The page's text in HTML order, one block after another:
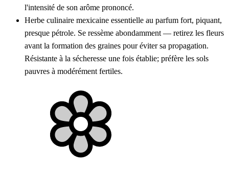
l'intensité de son arôme prononcé.
Herbe culinaire mexicaine essentielle au parfum fort, piquant,
presque pétrole. Se ressème abondamment — retirez les fleurs
avant la formation des graines pour éviter sa propagation.
Résistante à la sécheresse une fois établie; préfère les sols
pauvres à modérément fertiles.